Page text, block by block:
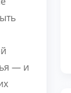
— и